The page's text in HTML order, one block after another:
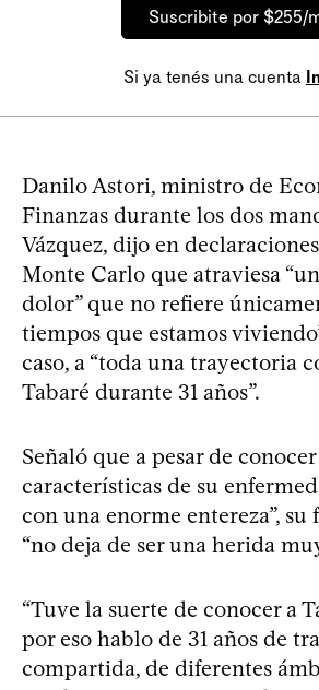
Suscribite por $255/
Si ya tenés una cuenta
Danilo Astori, ministro de
Finanzas durante los dos
Vázquez, dijo en
Monte Carlo que atraviesa
dolor” que no refiere
tiempos que estamos
caso, a “toda una trayectoria
Tabaré durante 31 años”.
Señaló que a pesar de
características de su
con una enorme entereza”,
“no deja de ser una herida
“Tuve la suerte de conocer a
por eso hablo de 31 años de
compartida, de diferentes